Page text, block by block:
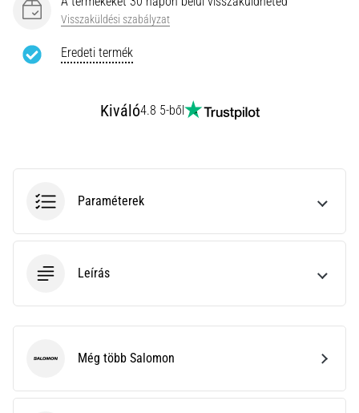
egy
gyakori
megjelenítése
Visszaküldési szabályzat
Eredeti termék
Kiváló4.8 5-ből
Paraméterek
Leírás
SalomonMég több Salomon